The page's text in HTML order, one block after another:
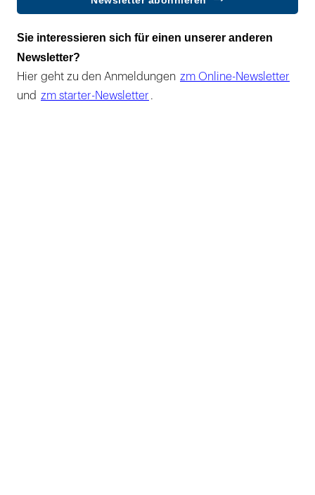
Sie interessieren sich für einen unserer anderen
Newsletter?
Hier geht zu den Anmeldungen zm Online-Newsletter
und zm starter-Newsletter .